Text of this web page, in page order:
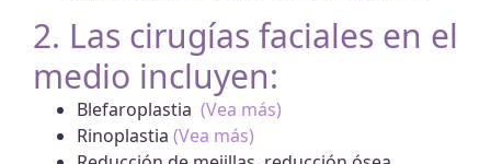
2. Las cirugías faciales en el
medio incluyen:
Blefaroplastia (Vea más)
Rinoplastia (Vea más)